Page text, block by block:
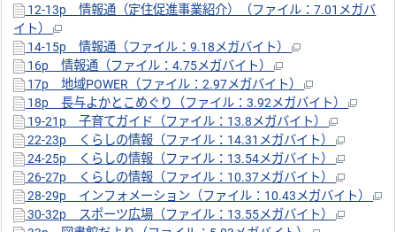
12-13p 情報通（定住促進事業紹介）（ファイル：7.01メガバ
イト）
14-15p 情報通（ファイル：9.18メガバイト）
16p 情報通（ファイル：4.75メガバイト）
17p 地域POWER（ファイル：2.97メガバイト）
18p 長与よかとこめぐり（ファイル：3.92メガバイト）
19-21p 子育てガイド（ファイル：13.8メガバイト）
22-23p くらしの情報（ファイル：14.31メガバイト）
24-25p くらしの情報（ファイル：13.54メガバイト）
26-27p くらしの情報（ファイル：10.37メガバイト）
28-29p インフォメーション（ファイル：10.43メガバイト）
30-32p スポーツ広場（ファイル：13.55メガバイト）